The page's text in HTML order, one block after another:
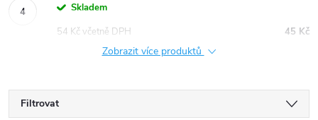
Skladem
45 Kč
54 Kč včetně DPH
Zobrazit více produktů
Filtrovat